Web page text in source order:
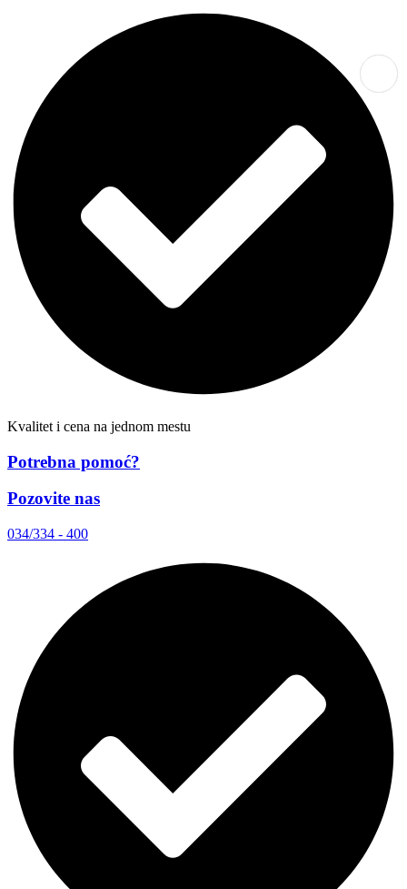
Kvalitet i cena na jednom mestu
Potrebna pomoć?
Pozovite nas
034/334 - 400